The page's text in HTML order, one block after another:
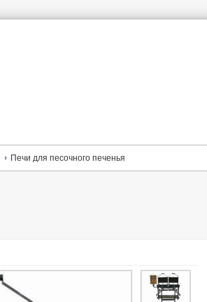
Печи для песочного печенья